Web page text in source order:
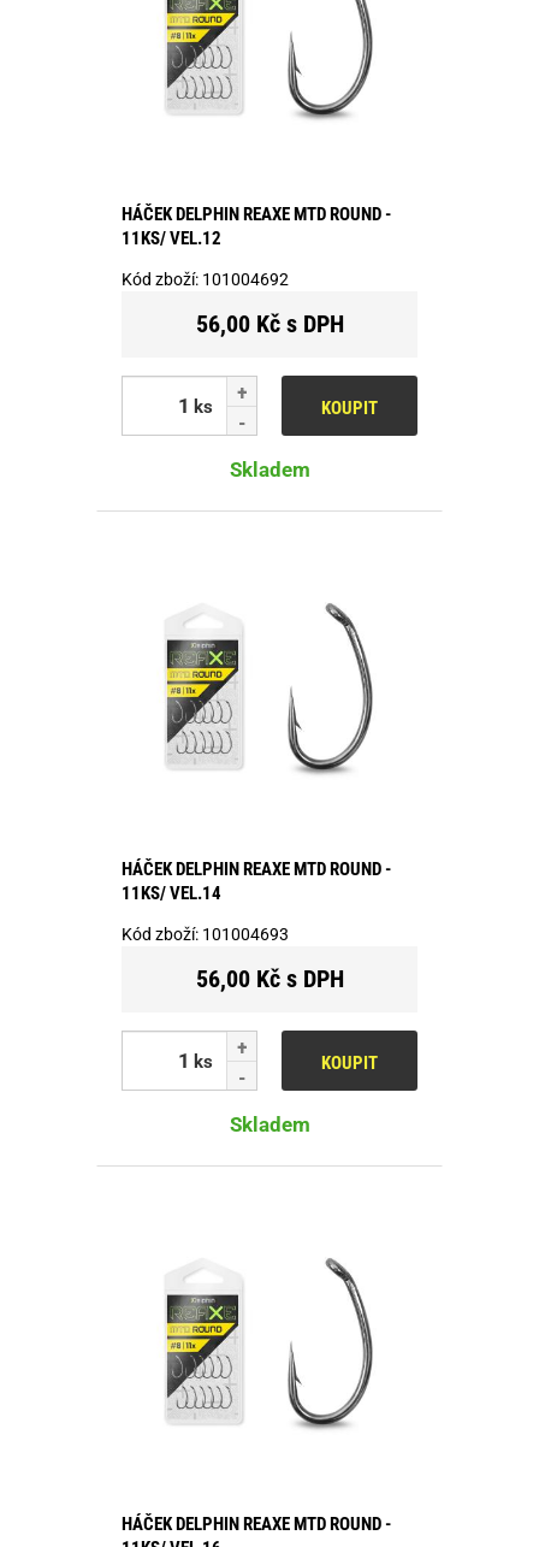
HÁČEK DELPHIN REAXE MTD ROUND -
11KS/ VEL.12
Kód zboží: 101004692
56,00 Kč s DPH
ks KOUPIT
Skladem
HÁČEK DELPHIN REAXE MTD ROUND -
11KS/ VEL.14
Kód zboží: 101004693
56,00 Kč s DPH
ks KOUPIT
Skladem
HÁČEK DELPHIN REAXE MTD ROUND -